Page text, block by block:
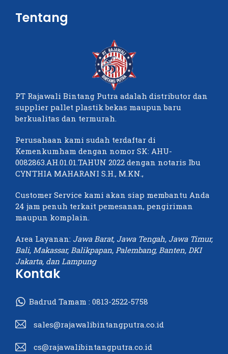
Tentang
PT Rajawali Bintang Putra adalah distributor dan
supplier pallet plastik bekas maupun baru
berkualitas dan termurah.
Perusahaan kami sudah terdaftar di
Kemenkumham dengan nomor SK: AHU-
0082863.AH.01.01.TAHUN 2022 dengan notaris Ibu
CYNTHIA MAHARANI S.H., M.KN.,
Customer Service kami akan siap membantu Anda
24 jam penuh terkait pemesanan, pengiriman
maupun komplain.
Area Layanan: Jawa Barat, Jawa Tengah, Jawa Timur,
Bali, Makassar, Balikpapan, Palembang, Banten, DKI
Jakarta, dan Lampung
Kontak
Badrud Tamam : 0813-2522-5758
sales@rajawalibintangputra.co.id
cs@rajawalibintangputra.co.id